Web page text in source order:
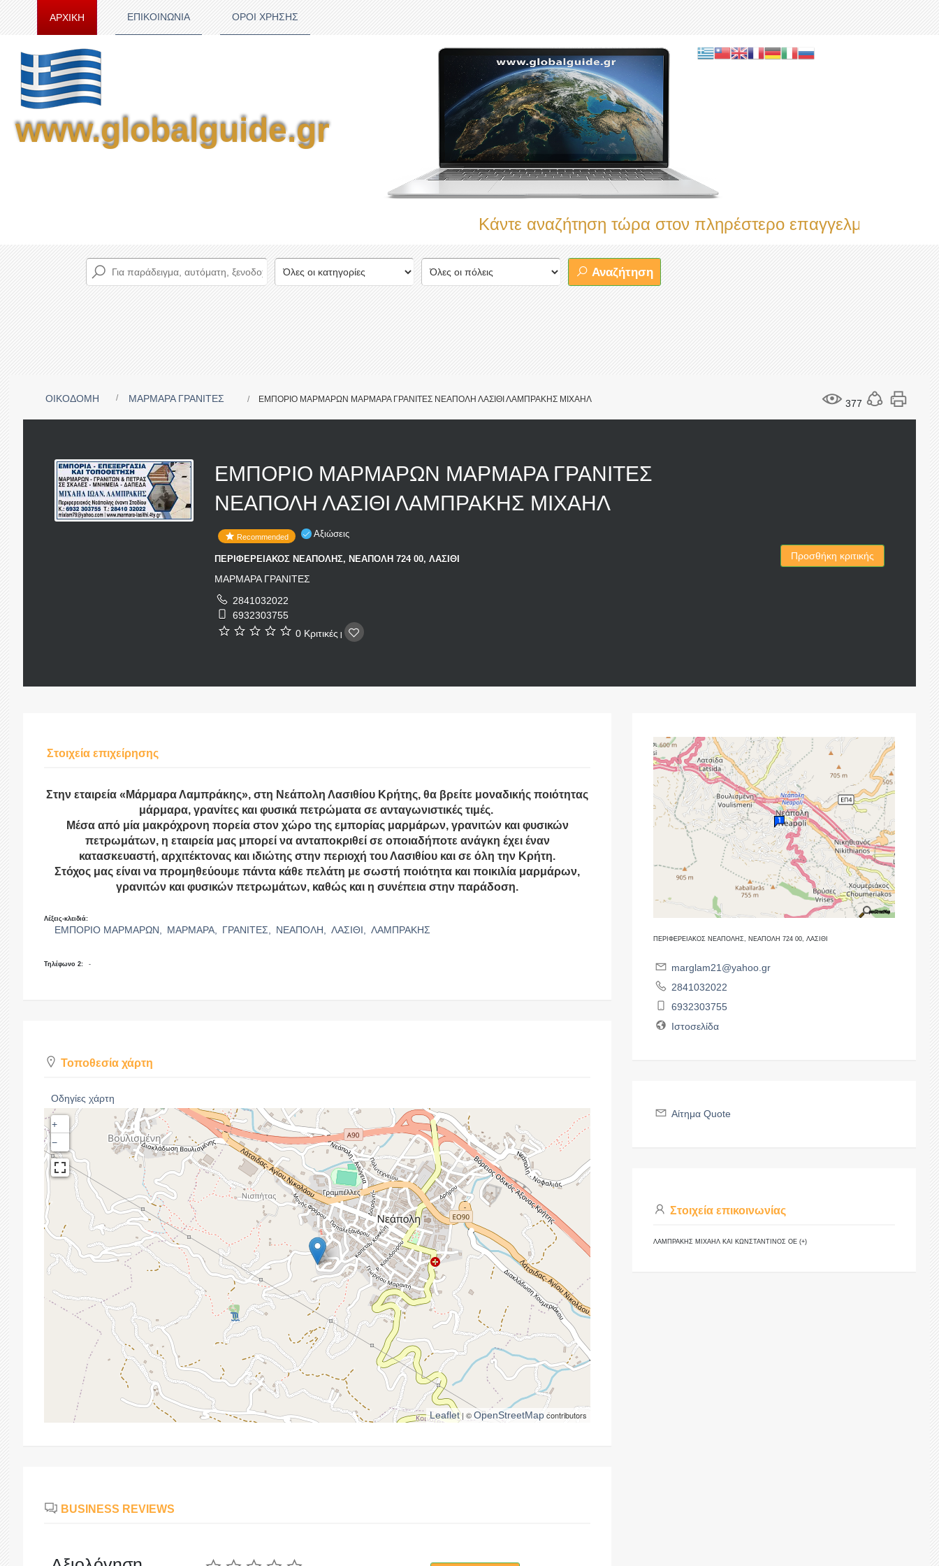
ΑΡΧΙΚΗ ΕΠΙΚΟΙΝΩΝΙΑ ΟΡΟΙ ΧΡΗΣΗΣ
www.globalguide.gr
Κάντε αναζήτηση τώρα στον πληρέστερο επαγγελματικό κατάλογο
Αναζήτηση
377
ΟΙΚΟΔΟΜΗ ΜΑΡΜΑΡΑ ΓΡΑΝΙΤΕΣ ΕΜΠΟΡΙΟ ΜΑΡΜΑΡΩΝ ΜΑΡΜΑΡΑ ΓΡΑΝΙΤΕΣ ΝΕΑΠΟΛΗ ΛΑΣΙΘΙ ΛΑΜΠΡΑΚΗΣ ΜΙΧΑΗΛ
ΕΜΠΟΡΙΟ ΜΑΡΜΑΡΩΝ ΜΑΡΜΑΡΑ ΓΡΑΝΙΤΕΣ
ΝΕΑΠΟΛΗ ΛΑΣΙΘΙ ΛΑΜΠΡΑΚΗΣ ΜΙΧΑΗΛ
Recommended Αξιώσεις
ΠΕΡΙΦΕΡΕΙΑΚΟΣ ΝΕΑΠΟΛΗΣ, ΝΕΑΠΟΛΗ 724 00, ΛΑΣΙΘΙ
ΜΑΡΜΑΡΑ ΓΡΑΝΙΤΕΣ
2841032022
6932303755
0 Κριτικές
Προσθήκη κριτικής
Στοιχεία επιχείρησης
Στην εταιρεία «Μάρμαρα Λαμπράκης», στη Νεάπολη Λασιθίου Κρήτης, θα βρείτε μοναδικής ποιότητας
μάρμαρα, γρανίτες και φυσικά πετρώματα σε ανταγωνιστικές τιμές.
Μέσα από μία μακρόχρονη πορεία στον χώρο της εμπορίας μαρμάρων, γρανιτών και φυσικών
πετρωμάτων, η εταιρεία μας μπορεί να ανταποκριθεί σε οποιαδήποτε ανάγκη έχει έναν
κατασκευαστή, αρχιτέκτονας και ιδιώτης στην περιοχή του Λασιθίου και σε όλη την Κρήτη.
Στόχος μας είναι να προμηθεύουμε πάντα κάθε πελάτη με σωστή ποιότητα και ποικιλία μαρμάρων,
γρανιτών και φυσικών πετρωμάτων, καθώς και η συνέπεια στην παράδοση.
Λέξεις-κλειδιά:
ΕΜΠΟΡΙΟ ΜΑΡΜΑΡΩΝ, ΜΑΡΜΑΡΑ, ΓΡΑΝΙΤΕΣ, ΝΕΑΠΟΛΗ, ΛΑΣΙΘΙ, ΛΑΜΠΡΑΚΗΣ
Τηλέφωνο 2: -
Τοποθεσία χάρτη
Οδηγίες χάρτη
+
−
Leaflet| ©OpenStreetMapcontributors
BUSINESS REVIEWS
ΠΕΡΙΦΕΡΕΙΑΚΟΣ ΝΕΑΠΟΛΗΣ, ΝΕΑΠΟΛΗ 724 00, ΛΑΣΙΘΙ
marglam21@yahoo.gr
2841032022
6932303755
Ιστοσελίδα
Αίτημα Quote
Στοιχεία επικοινωνίας
ΛΑΜΠΡΑΚΗΣ ΜΙΧΑΗΛ ΚΑΙ ΚΩΝΣΤΑΝΤΙΝΟΣ ΟΕ (+)